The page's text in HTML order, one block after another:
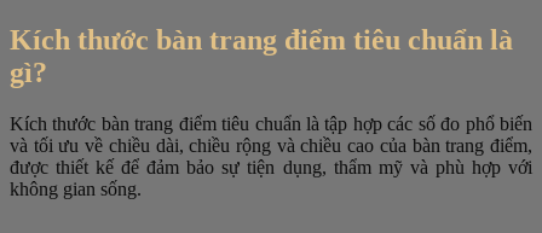
Kích thước bàn trang điểm tiêu chuẩn là
gì?
Kích thước bàn trang điểm tiêu chuẩn là tập hợp các số đo phổ biến
và tối ưu về chiều dài, chiều rộng và chiều cao của bàn trang điểm,
được thiết kế để đảm bảo sự tiện dụng, thẩm mỹ và phù hợp với
không gian sống.